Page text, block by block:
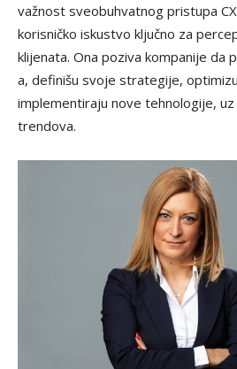
važnost sveobuhvatnog pristupa
korisničko iskustvo ključno za
klijenata. Ona poziva kompanije da
a, definišu svoje strategije,
implementiraju nove tehnologije,
trendova.